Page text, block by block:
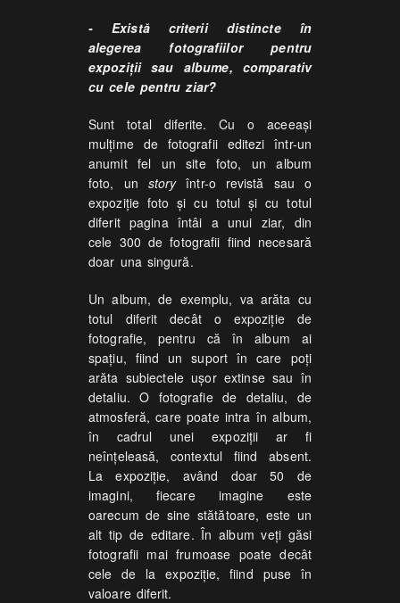
- Există criterii distincte în
alegerea fotografiilor pentru
expoziţii sau albume, comparativ
cu cele pentru ziar?
Sunt total diferite. Cu o aceeaşi
mulţime de fotografii editezi într-un
anumit fel un site foto, un album
foto, un storyîntr-o revistă sau o
expoziţie foto şi cu totul şi cu totul
diferit pagina întâi a unui ziar, din
cele 300 de fotografii fiind necesară
doar una singură.
Un album, de exemplu, va arăta cu
totul diferit decât o expoziţie de
fotografie, pentru că în album ai
spaţiu, fiind un suport în care poţi
arăta subiectele uşor extinse sau în
detaliu. O fotografie de detaliu, de
atmosferă, care poate intra în album,
în cadrul unei expoziţii ar fi
neînţeleasă, contextul fiind absent.
La expoziţie, având doar 50 de
imagini, fiecare imagine este
oarecum de sine stătătoare, este un
alt tip de editare. În album veţi găsi
fotografii mai frumoase poate decât
cele de la expoziţie, fiind puse în
valoare diferit.